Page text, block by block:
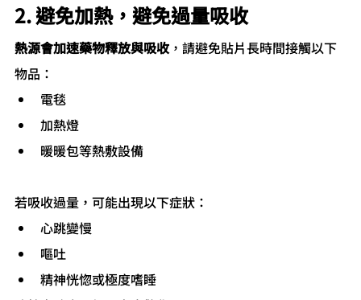
2. 避免加熱，避免過量吸收
熱源會加速藥物釋放與吸收，請避免貼片長時間接觸以下
物品：
電毯
加熱燈
暖暖包等熱敷設備
若吸收過量，可能出現以下症狀：
心跳變慢
嘔吐
精神恍惚或極度嗜睡